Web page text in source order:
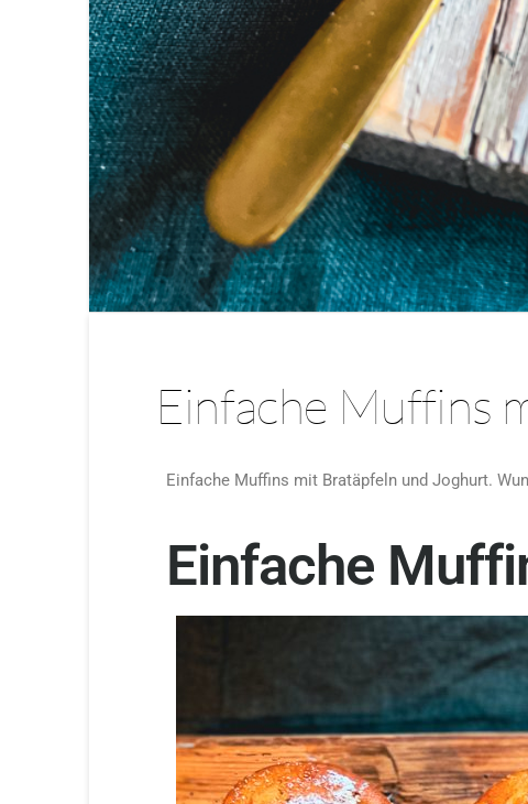
Einfache Muffins
Einfache Muffins mit Bratäpfeln und Joghurt.
Einfache